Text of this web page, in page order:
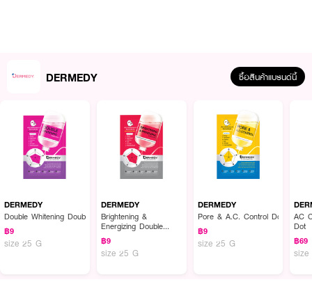
DERMEDY ซื้อสินค้าแบรนด์นี้
DERMEDY
Double Whitening Double Effect Mask
฿9
size 25 G
DERMEDY
Brightening &
Energizing Double
Effect Mask
฿9
size 25 G
DERMEDY
Pore & A.C. Control Double
฿9
size 25 G
AC
Dot
฿69
size